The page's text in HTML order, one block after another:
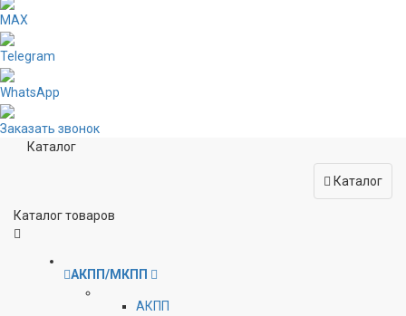
MAX
Telegram
WhatsApp
Заказать звонок
Каталог
Каталог
Каталог товаров
АКПП/МКПП
АКПП